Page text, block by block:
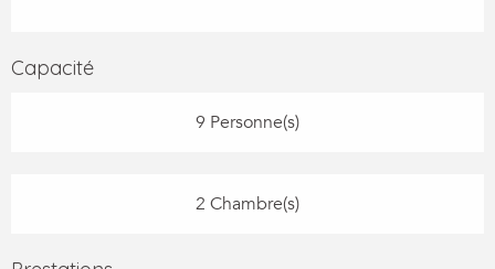
Capacité
9 Personne(s)
2 Chambre(s)